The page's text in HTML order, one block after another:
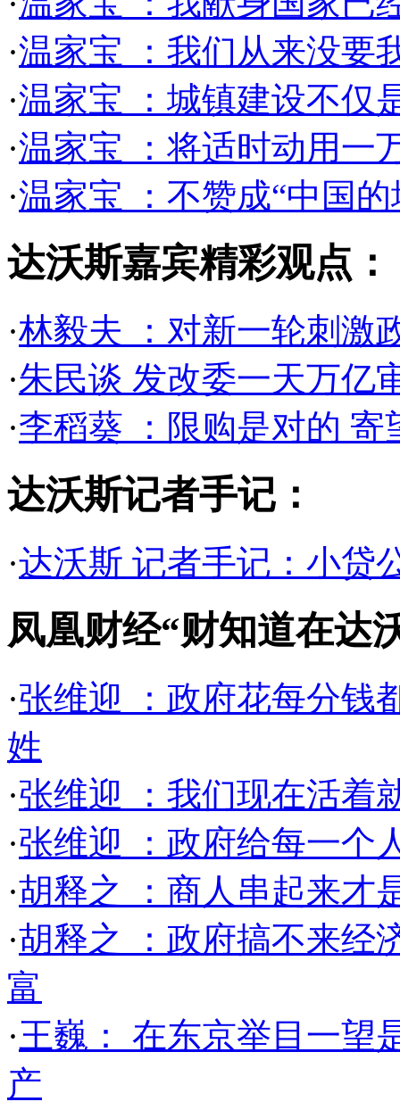
·温家宝 ：我们从来没要
·温家宝 ：城镇建设不仅
·温家宝 ：将适时动用一
·温家宝 ：不赞成“中国
达沃斯嘉宾精彩观点：
·林毅夫 ：对新一轮刺激
·朱民谈 发改委一天万亿
·李稻葵 ：限购是对的
达沃斯记者手记：
·达沃斯 记者手记：小贷
凤凰财经“财知道在达
·张维迎 ：政府花每分钱
姓
·张维迎 ：我们现在活着
·张维迎 ：政府给每一个
·胡释之 ：商人串起来才
·胡释之 ：政府搞不来经
富
·王巍： 在东京举目一望
产